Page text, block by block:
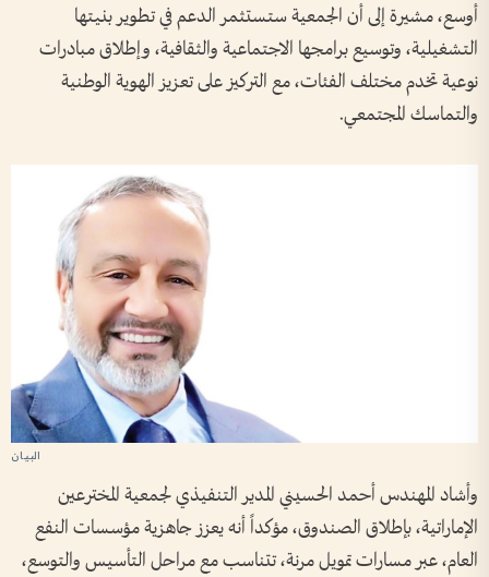
أوسع، مشيرة إلى أن الجمعية ستستثمر الدعم في تطوير بنيتها
التشغيلية، وتوسيع برامجها الاجتماعية والثقافية، وإطلاق مبادرات
نوعية تخدم مختلف الفئات، مع التركيز على تعزيز الهوية الوطنية
والتماسك المجتمعي.
وأشاد المهندس أحمد الحسيني المدير التنفيذي لجمعية المخترعين
الإماراتية، بإطلاق الصندوق، مؤكداً أنه يعزز جاهزية مؤسسات النفع
العام، عبر مسارات تمويل مرنة، تتناسب مع مراحل التأسيس والتوسع،